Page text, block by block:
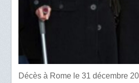
Décès à Rome le 31 décembre